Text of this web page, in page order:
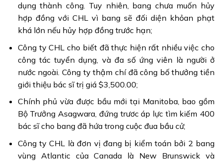
dụng thành công. Tuy nhiên, bang chưa muốn hủy
hợp đồng với CHL vì bang sẽ đối diện khỏan phạt
khá lớn nếu hủy hợp đồng trước hạn;
Công ty CHL cho biết đã thực hiện rất nhiều việc cho
công tác tuyển dụng, và đa số ứng viên là người ở
nước ngoài. Công ty thậm chí đã công bố thưởng tiền
giới thiệu bác sĩ trị giá $3,500.00;
Chính phủ vừa được bầu mới tại Manitoba, bao gồm
Bộ Trưởng Asagwara, đứng trươc áp lực tìm kiếm 400
bác sĩ cho bang đã hứa trong cuộc đua bầu cử;
Công ty CHL là đơn vị đang bị kiểm toán bởi 2 bang
vùng Atlantic của Canada là New Brunswick và